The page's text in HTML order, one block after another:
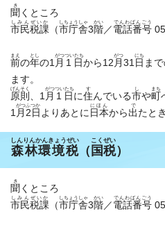
聞
き
くところ
市民税課
しみんぜいか
（市庁舎
しちょうしゃ
3 階
かい
／ 電話番号
でんわばんごう
前
まえ
の年
とし
の1月
がつ
1日
ついたち
から12 月
がつ
31 日
にち
ま
ます。
原則
げんそく
、1月
がつ
1日
ついたち
に住
す
んでいる市
し
や町
まち
1月
がつ
2日
ふつか
よりあとに 日本
にほん
から 出
で
たと
森林環境税
しんりんかんきょうぜい
（ 国税
こくぜい
）
聞
き
くところ
市民税課
しみんぜいか
（市庁舎
しちょうしゃ
3 階
かい
／ 電話番号
でんわばんごう